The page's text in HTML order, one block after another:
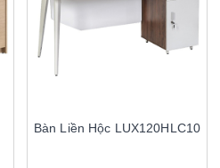
Bàn Liền Hộc LUX120HLC10